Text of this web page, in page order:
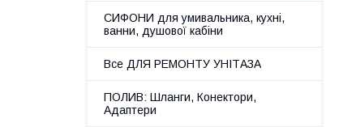
СИФОНИ для умивальника, кухні,
ванни, душової кабіни
Все ДЛЯ РЕМОНТУ УНІТАЗА
ПОЛИВ: Шланги, Конектори,
Адаптери